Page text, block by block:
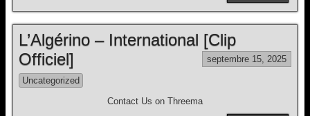
L’Algérino – International [Clip
Officiel]
septembre 15, 2025
Uncategorized
Contact Us on Threema